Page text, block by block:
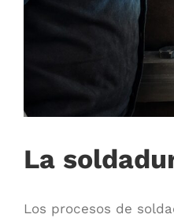
La
Los procesos de